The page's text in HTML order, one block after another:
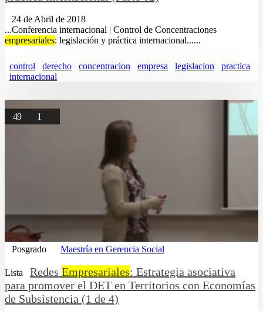
24 de Abril de 2018
...Conferencia internacional | Control de Concentraciones
empresariales: legislación y práctica internacional......
control derecho concentracion empresa legislacion
practica
internacional
49 1
Posgrado Maestría en Gerencia Social
Lista Redes Empresariales: Estrategia asociativa
para promover el DET en Territorios con Economías
de Subsistencia (1 de 4)